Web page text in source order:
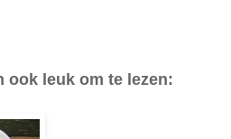
ook leuk om te lezen: